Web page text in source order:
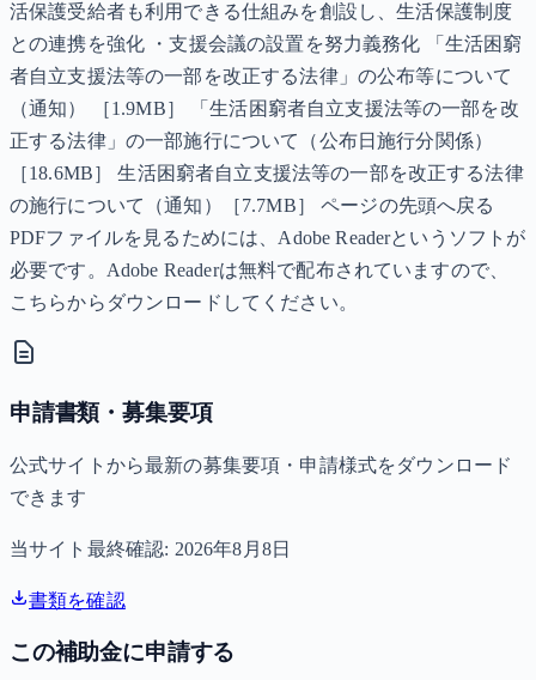
活保護受給者も利用できる仕組みを創設し、生活保護制度
との連携を強化 ・支援会議の設置を努力義務化 「生活困窮
者自立支援法等の一部を改正する法律」の公布等について
（通知） ［1.9MB］ 「生活困窮者自立支援法等の一部を改
正する法律」の一部施行について（公布日施行分関係）
［18.6MB］ 生活困窮者自立支援法等の一部を改正する法律
の施行について（通知）［7.7MB］ ページの先頭へ戻る
PDFファイルを見るためには、Adobe Readerというソフトが
必要です。Adobe Readerは無料で配布されていますので、
こちらからダウンロードしてください。
申請書類・募集要項
公式サイトから最新の募集要項・申請様式をダウンロード
できます
当サイト最終確認: 2026年8月8日
書類を確認
この補助金に申請する